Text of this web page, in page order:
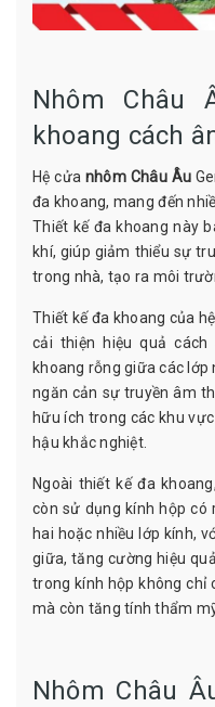
Nhôm Châu
khoang cách
Hệ cửa nhôm Châu Âu
đa khoang, mang đến
Thiết kế đa khoang này
khí, giúp giảm thiểu sự
trong nhà, tạo ra môi
Thiết kế đa khoang của
cải thiện hiệu quả
khoang rỗng giữa các
ngăn cản sự truyền âm
hữu ích trong các khu
hậu khắc nghiệt.
Ngoài thiết kế đa
còn sử dụng kính hộp có
hai hoặc nhiều lớp kính,
giữa, tăng cường hiệu
trong kính hộp không chỉ
mà còn tăng tính thẩm
Nhôm Châu